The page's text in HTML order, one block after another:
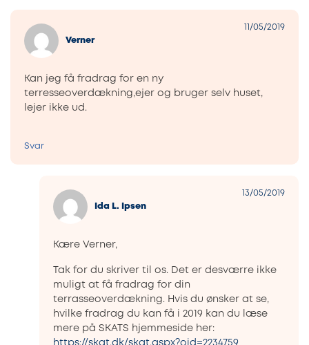
Verner
11/05/2019
Kan jeg få fradrag for en ny
terresseoverdækning,ejer og bruger selv huset,
lejer ikke ud.
Svar
Ida L. Ipsen
13/05/2019
Kære Verner,
Tak for du skriver til os. Det er desværre ikke
muligt at få fradrag for din
terrasseoverdækning. Hvis du ønsker at se,
hvilke fradrag du kan få i 2019 kan du læse
mere på SKATS hjemmeside her:
https://skat.dk/skat.aspx?oid=2234759